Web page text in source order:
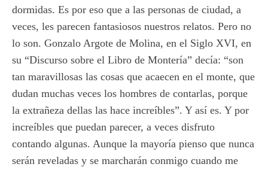
dormidas. Es por eso que a las personas de ciudad, a
veces, les parecen fantasiosos nuestros relatos. Pero no
lo son. Gonzalo Argote de Molina, en el Siglo XVI, en
su “Discurso sobre el Libro de Montería” decía: “son
tan maravillosas las cosas que acaecen en el monte, que
dudan muchas veces los hombres de contarlas, porque
la extrañeza dellas las hace increíbles”. Y así es. Y por
increíbles que puedan parecer, a veces disfruto
contando algunas. Aunque la mayoría pienso que nunca
serán reveladas y se marcharán conmigo cuando me